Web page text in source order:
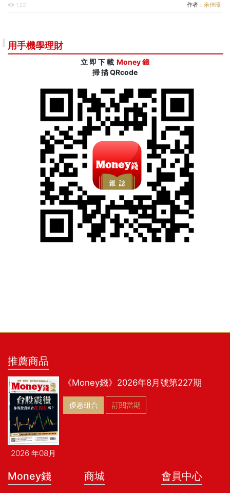
1,231 作者： 余佳璋
用手機學理財
立 即 下 載 Money 錢
掃 描 QRcode
推薦商品
2026 年08月
《Money錢》2026年8月號第227期
優惠組合 訂閱當期
Money錢 商城 會員中心